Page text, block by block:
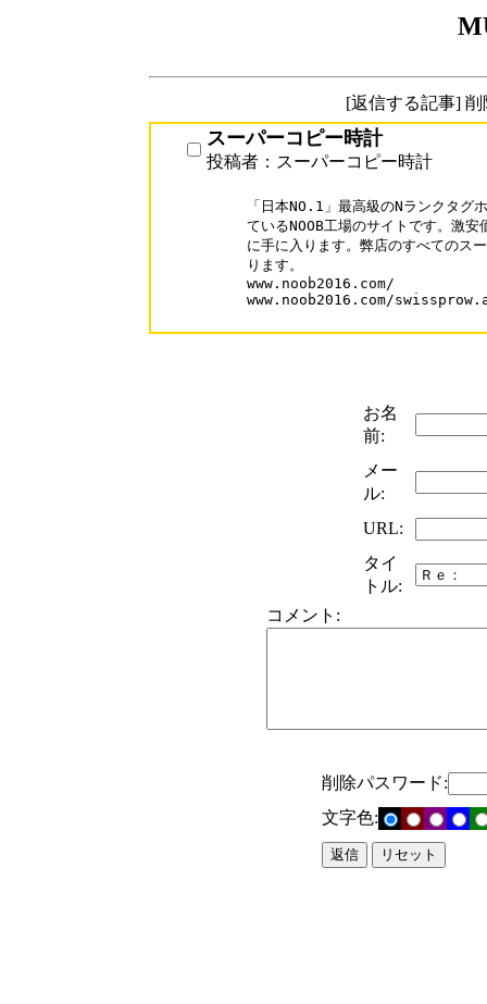
[返信する記事]
スーパーコピー時計
投稿者：スーパーコピー時計
「日本NO.1」最高級のNランクタグ
ているNOOB工場のサイトです。激
に手に入ります。弊店のすべてのス
ります。
www.noob2016.com/
www.noob2016.com/
お名
前:
メー
ル:
URL:
タイ
トル:
コメント:
削除パスワード:
文字色: